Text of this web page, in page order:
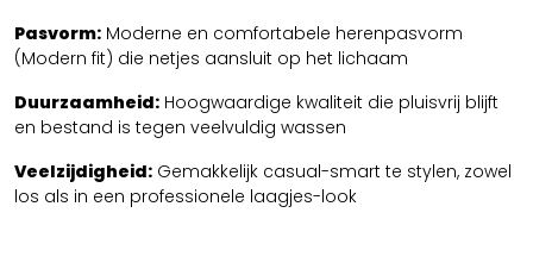
Pasvorm: Moderne en comfortabele herenpasvorm
(Modern fit) die netjes aansluit op het lichaam
Duurzaamheid: Hoogwaardige kwaliteit die pluisvrij blijft
en bestand is tegen veelvuldig wassen
Veelzijdigheid: Gemakkelijk casual-smart te stylen, zowel
los als in een professionele laagjes-look